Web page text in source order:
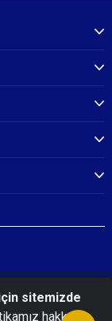
sitemizde
hakkında